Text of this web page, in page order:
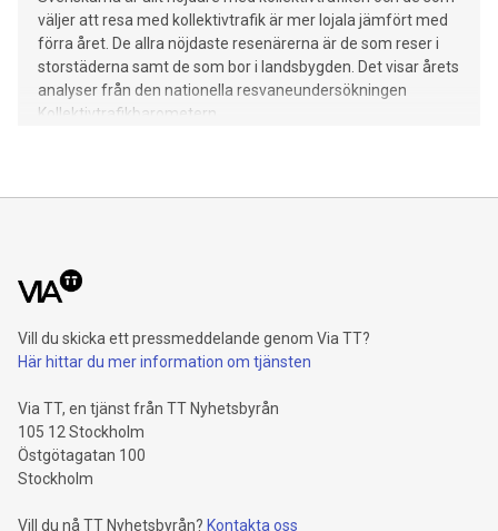
väljer att resa med kollektivtrafik är mer lojala jämfört med
förra året. De allra nöjdaste resenärerna är de som reser i
storstäderna samt de som bor i landsbygden. Det visar årets
analyser från den nationella resvaneundersökningen
Kollektivtrafikbarometern.
Vill du skicka ett pressmeddelande genom Via TT?
Här hittar du mer information om tjänsten
Via TT, en tjänst från TT Nyhetsbyrån
105 12 Stockholm
Östgötagatan 100
Stockholm
Vill du nå TT Nyhetsbyrån? Kontakta oss